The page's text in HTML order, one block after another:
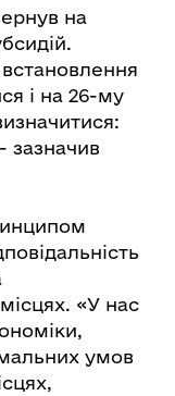
на
і на 26-му
зазначив
«У нас
умов